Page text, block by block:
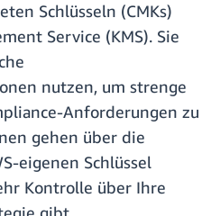
Schlüsseln (CMKs)
Service (KMS). Sie
nutzen, um strenge
Anforderungen zu
gehen über die
eigenen Schlüssel
Kontrolle über Ihre